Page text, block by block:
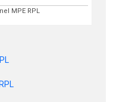
MPE RPL